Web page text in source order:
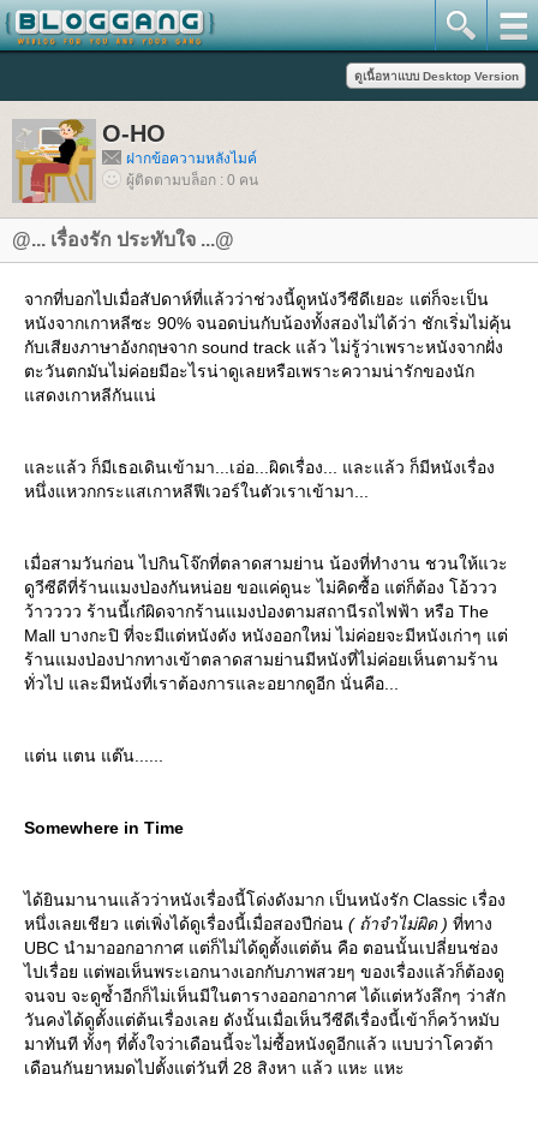
O-HO
ฝากข้อความหลังไมค์
ผู้ติดตามบล็อก : 0 คน
@... เรื่องรัก ประทับใจ ...@
จากที่บอกไปเมื่อสัปดาห์ที่แล้วว่าช่วงนี้ดูหนังวีซีดีเยอะ แต่ก็จะเป็น
หนังจากเกาหลีซะ 90% จนอดบ่นกับน้องทั้งสองไม่ได้ว่า ชักเริ่มไม่คุ้น
กับเสียงภาษาอังกฤษจาก sound track แล้ว ไม่รู้ว่าเพราะหนังจากฝั่ง
ตะวันตกมันไม่ค่อยมีอะไรน่าดูเลยหรือเพราะความน่ารักของนัก
สดงเกาหลีกันแน่
ละแล้ว ก็มีเธอเดินเข้ามา...เอ่อ...ผิดเรื่อง... และแล้ว ก็มีหนังเรื่อง
หนึ่งแหวกกระแสเกาหลีฟีเวอร์ในตัวเราเข้ามา...
เมื่อสามวันก่อน ไปกินโจ๊กที่ตลาดสามย่าน น้องที่ทำงาน ชวนให้แวะ
ดูวีซีดีที่ร้านแมงป่องกันหน่อย ขอแค่ดูนะ ไม่คิดซื้อ แต่ก็ต้อง โอ้ววว
ว้าวววว ร้านนี้เก๋ผิดจากร้านแมงป่องตามสถานีรถไฟฟ้า หรือ The
Mall บางกะปิ ที่จะมีแต่หนังดัง หนังออกใหม่ ไม่ค่อยจะมีหนังเก่าๆ แต่
ร้านแมงป่องปากทางเข้าตลาดสามย่านมีหนังที่ไม่ค่อยเห็นตามร้าน
ทั่วไป และมีหนังที่เราต้องการและอยากดูอีก นั่นคือ...
ต่น แตน แต๊น......
Somewhere in Time
ได้ยินมานานแล้วว่าหนังเรื่องนี้โด่งดังมาก เป็นหนังรัก Classic เรื่อง
หนึ่งเลยเชียว แต่เพิ่งได้ดูเรื่องนี้เมื่อสองปีก่อน ( ถ้าจำไม่ผิด ) ที่ทาง
UBC นำมาออกอากาศ แต่ก็ไม่ได้ดูตั้งแต่ต้น คือ ตอนนั้นเปลี่ยนช่อง
ไปเรื่อย แต่พอเห็นพระเอกนางเอกกับภาพสวยๆ ของเรื่องแล้วก็ต้องดู
จนจบ จะดูซ้ำอีกก็ไม่เห็นมีในตารางออกอากาศ ได้แต่หวังลึกๆ ว่าสัก
วันคงได้ดูตั้งแต่ต้นเรื่องเลย ดังนั้นเมื่อเห็นวีซีดีเรื่องนี้เข้าก็คว้าหมับ
มาทันที ทั้งๆ ที่ตั้งใจว่าเดือนนี้จะไม่ซื้อหนังดูอีกแล้ว แบบว่าโควต้า
เดือนกันยาหมดไปตั้งแต่วันที่ 28 สิงหา แล้ว แหะ แหะ